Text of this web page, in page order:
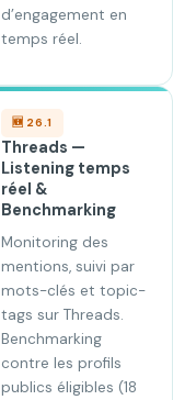
d’engagement en
temps réel.
🆕 26.1
Threads —
Listening temps
réel &
Benchmarking
Monitoring des
mentions, suivi par
mots-clés et topic-
tags sur Threads.
Benchmarking
contre les profils
publics éligibles (18